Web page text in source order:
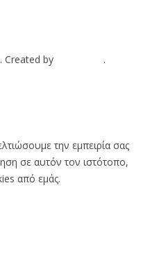
. Created by
.
την εμπειρία σας
σε αυτόν τον ιστότοπο,
από εμάς.